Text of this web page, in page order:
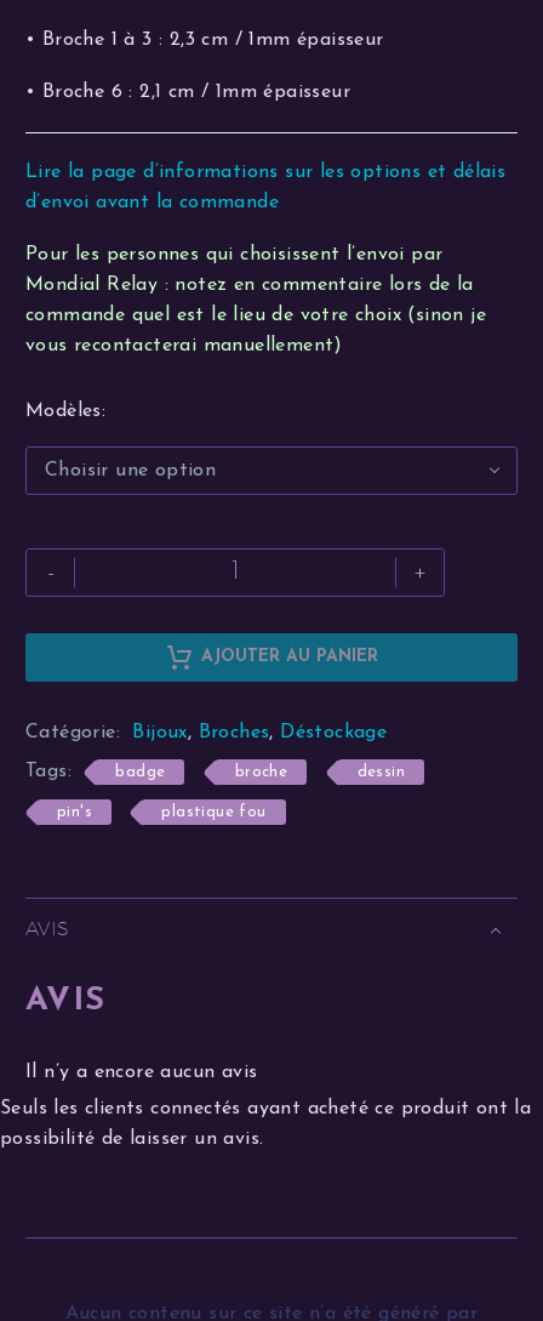
• Broche 1 à 3 : 2,3 cm / 1mm épaisseur
• Broche 6 : 2,1 cm / 1mm épaisseur
Lire la page d’informations sur les options et délais
d’envoi avant la commande
Pour les personnes qui choisissent l’envoi par
Mondial Relay : notez en commentaire lors de la
commande quel est le lieu de votre choix (sinon je
vous recontacterai manuellement)
Modèles
Choisir une option
-
quantité
de
Motifs
+
AJOUTER AU PANIER
Catégorie:
Bijoux, Broches, Déstockage
Tags:
badge broche dessin
pin's plastique fou
AVIS
AVIS
Il n’y a encore aucun avis
Seuls les clients connectés ayant acheté ce produit ont la
possibilité de laisser un avis.
Aucun contenu sur ce site n’a été généré par